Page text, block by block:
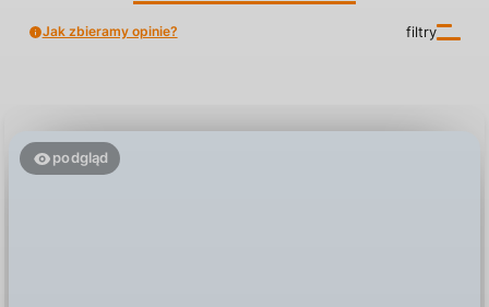
filtry
Jak zbieramy opinie?
podgląd